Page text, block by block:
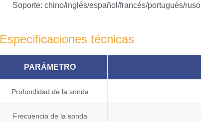
Soporte: chino/inglés/español/francés/portugués/ruso
Especificaciones técnicas
PARÁMETRO
Profundidad de la sonda
Frecuencia de la sonda